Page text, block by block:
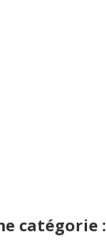
catégorie :